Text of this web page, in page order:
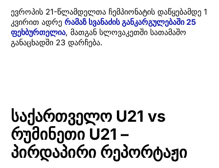
ევროპის 21-წლამდელთა ჩემპიონატის დაწყებამდე 1
კვირით ადრე რამაზ სვანაძის განკარგულებაში 25
ფეხბურთელია, მათგან სლოვაკეთში სათამაშო
განაცხადში 23 დარჩება.
საქართველო U21 vs
რუმინეთი U21 –
პირდაპირი რეპორტაჟი